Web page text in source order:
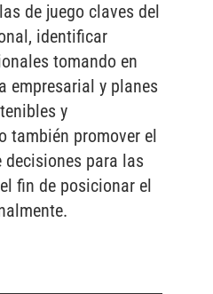
de juego claves del
identificar
tomando en
empresarial y planes
y
también promover el
para las
fin de posicionar el